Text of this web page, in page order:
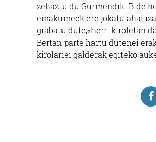
zehaztu du Gurmendik. Bide
emakumeek ere jokatu ahal
grabatu dute,«herri kiroletan
Bertan parte hartu dutenei
kirolariei galderak egiteko